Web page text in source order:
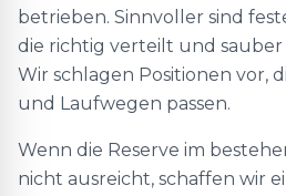
betrieben. Sinnvoller sind
die richtig verteilt und sauber
Wir schlagen Positionen vor,
und Laufwegen passen.
Wenn die Reserve im
nicht ausreicht, schaffen wir